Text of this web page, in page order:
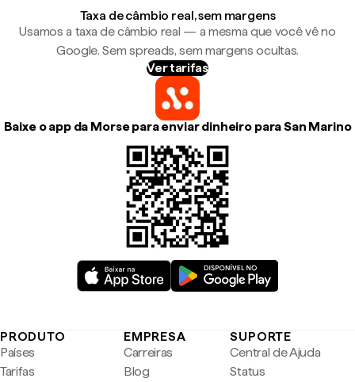
Taxa de câmbio real, sem margens
Usamos a taxa de câmbio real — a mesma que você vê no
Google. Sem spreads, sem margens ocultas.
Ver tarifas
Baixe o app da Morse para enviar dinheiro para San Marino
PRODUTO
Países
Tarifas
EMPRESA
Carreiras
Blog
SUPORTE
Central de Ajuda
Status